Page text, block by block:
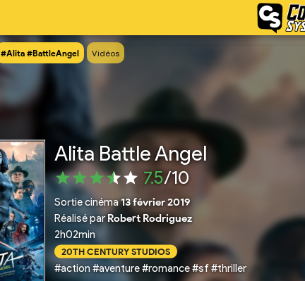
#Alita #BattleAngel Vidéos
Alita Battle Angel
7.5/10
Sortie cinéma13 février 2019
Réalisé parRobert Rodriguez
2h02min
20TH CENTURY STUDIOS
#action #aventure #romance #sf #thriller